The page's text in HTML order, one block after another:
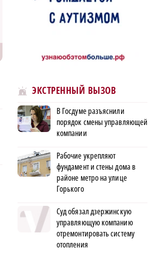
ЭКСТРЕННЫЙ ВЫЗОВ
В Госдуме разъяснили
порядок смены управляющей
компании
Рабочие укрепляют
фундамент и стены дома в
районе метро на улице
Горького
Суд обязал дзержинскую
управляющую компанию
отремонтировать систему
отопления